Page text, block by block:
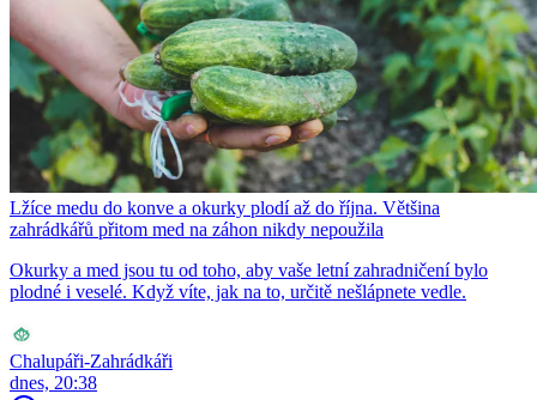
Lžíce medu do konve a okurky plodí až do října. Většina
zahrádkářů přitom med na záhon nikdy nepoužila
Okurky a med jsou tu od toho, aby vaše letní zahradničení bylo
plodné i veselé. Když víte, jak na to, určitě nešlápnete vedle.
Chalupáři-Zahrádkáři
dnes, 20:38